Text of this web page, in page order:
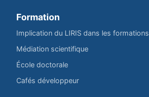
Formation
Implication du LIRIS dans les formations
Médiation scientifique
École doctorale
Cafés développeur